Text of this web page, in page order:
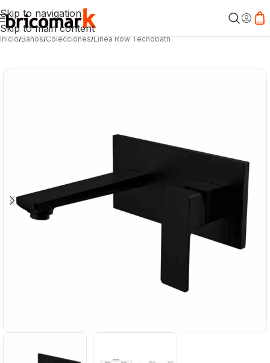
Skip to navigation
Skip to main content
Inicio/Baños/Colecciones/Línea Row Tecnobath